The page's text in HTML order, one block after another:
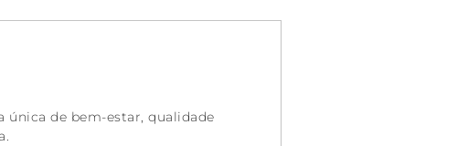
única de bem-estar, qualidade